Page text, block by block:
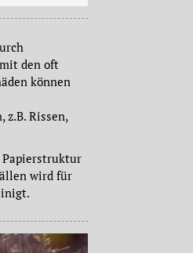
den oft
können
z.B. Rissen,
Papierstruktur
wird für